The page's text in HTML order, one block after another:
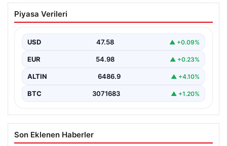
Samsunspor, Antoine Sekongo’yu 5
Yıllık Anlaşma ile Kadrosuna Ekledi
devam ederek Fransa'nın önemli kulüplerinden USL
Dunkerque forması giyen…
Piyasa Verileri
USD 47.58 ▲ +0.09%
EUR 54.98 ▲ +0.23%
ALTIN 6486.9 ▲ +4.10%
BTC 3071683 ▲ +1.20%
Son Eklenen Haberler